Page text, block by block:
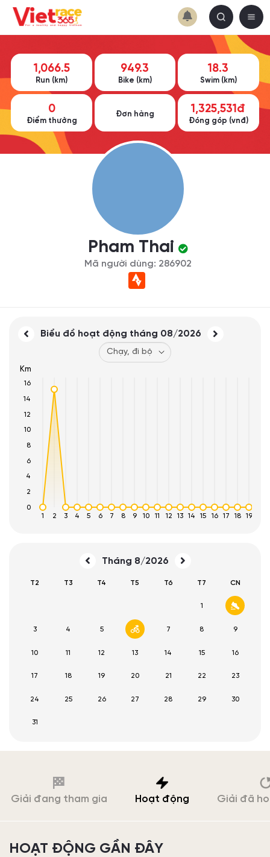
1,066.5
Run (km)
949.3
Bike (km)
18.3
Swim (km)
0
Điểm thưởng
Đơn hàng 1,325,531đ
Đóng góp (vnđ)
Pham Thai
Mã người dùng: 286902
Biểu đồ hoạt động tháng 08/2026
1 2 3 4 5 6 7 8 9 10 11 12 13 14 15 16 17 18 19
0
2
4
6
8
10
12
14
16
Km
Tháng 8/2026
T2 T3 T4 T5 T6 T7 CN
1 2
3 4 5 6 7 8 9
10 11 12 13 14 15 16
17 18 19 20 21 22 23
24 25 26 27 28 29 30
31
Giải đang tham gia Hoạt động Giải đã
HOẠT ĐỘNG GẦN ĐÂY